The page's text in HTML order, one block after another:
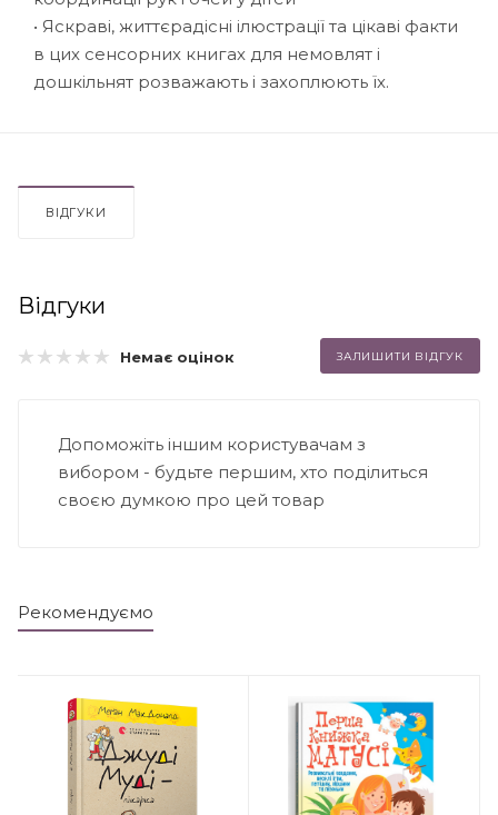
• Яскраві, життєрадісні ілюстрації та цікаві факти
в цих сенсорних книгах для немовлят і
дошкільнят розважають і захоплюють їх.
ВІДГУКИ
Відгуки
Немає оцінок ЗАЛИШИТИ ВІДГУК
Допоможіть іншим користувачам з
вибором - будьте першим, хто поділиться
своєю думкою про цей товар
Рекомендуємо